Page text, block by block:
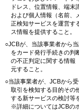
ドレス、位置情報、端末
および個人情報（名前、
正検知サービスを運営す
ス情報を提供すること。
○JCBが、当該事業者から
をカード発行手続きの判
の不正判定に関する情報
元すること。
○当該事業者が、JCBから
取引を検知する目的その
する新サービスの検討等
※詳細についてはJCBの